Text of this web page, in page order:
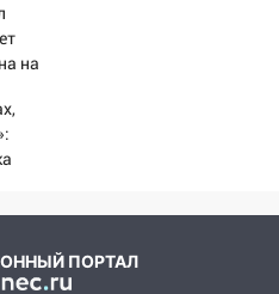
звезды сулят
на
Тюленева
92-летнюю
области
на
ПОРТАЛ